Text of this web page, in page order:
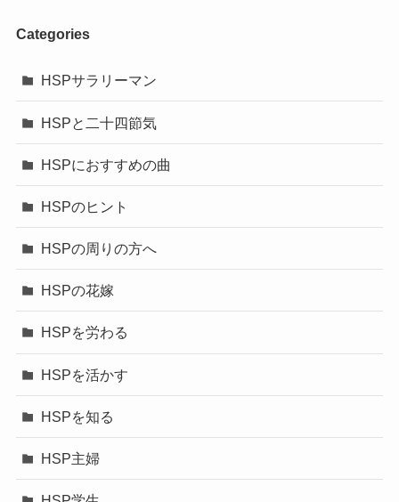
Categories
HSPサラリーマン
HSPと二十四節気
HSPにおすすめの曲
HSPのヒント
HSPの周りの方へ
HSPの花嫁
HSPを労わる
HSPを活かす
HSPを知る
HSP主婦